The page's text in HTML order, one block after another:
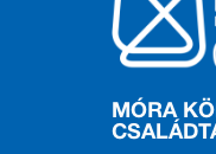
MÓRA